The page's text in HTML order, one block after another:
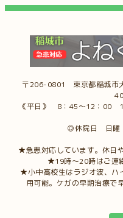
〒206-0801 東京都稲城
《平日》 8：45～12：00
◎休院日 日曜
★急患対応しています。休日
★19時～20時はご連
★小中高校生はラジオ波、ハ
用可能。ケガの早期治療で